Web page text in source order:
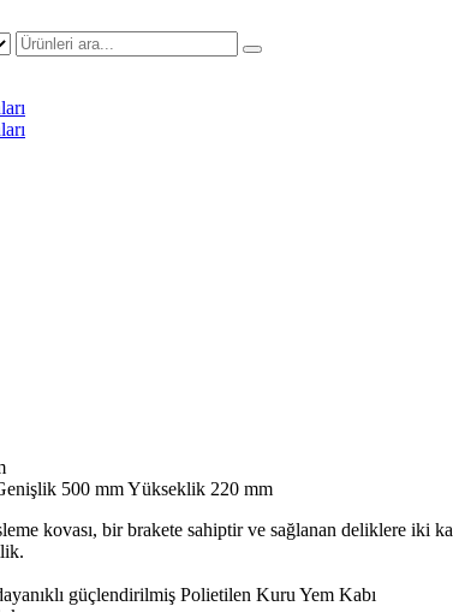
500 mm Yükseklik 220 mm
kovası, bir brakete sahiptir ve sağlanan deliklere iki
güçlendirilmiş Polietilen Kuru Yem Kabı